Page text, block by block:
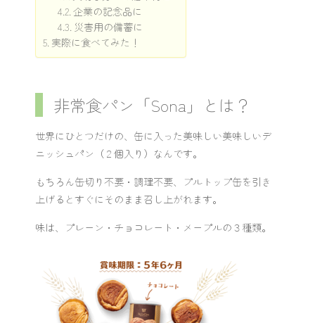
企業の記念品に
災害用の備蓄に
実際に食べてみた！
非常食パン「Sona」とは？
世界にひとつだけの、缶に入った美味しい美味しいデ
ニッシュパン（２個入り）なんです。
もちろん缶切り不要・調理不要、プルトップ缶を引き
上げるとすぐにそのまま召し上がれます。
味は、プレーン・チョコレート・メープルの３種類。